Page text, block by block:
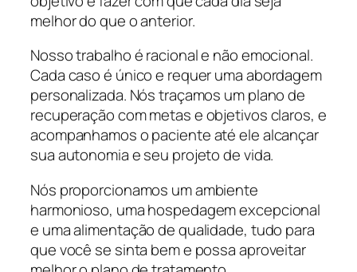
melhor do que o anterior.
Nosso trabalho é racional e não emocional.
Cada caso é único e requer uma abordagem
personalizada. Nós traçamos um plano de
recuperação com metas e objetivos claros, e
acompanhamos o paciente até ele alcançar
sua autonomia e seu projeto de vida.
Nós proporcionamos um ambiente
harmonioso, uma hospedagem excepcional
e uma alimentação de qualidade, tudo para
que você se sinta bem e possa aproveitar